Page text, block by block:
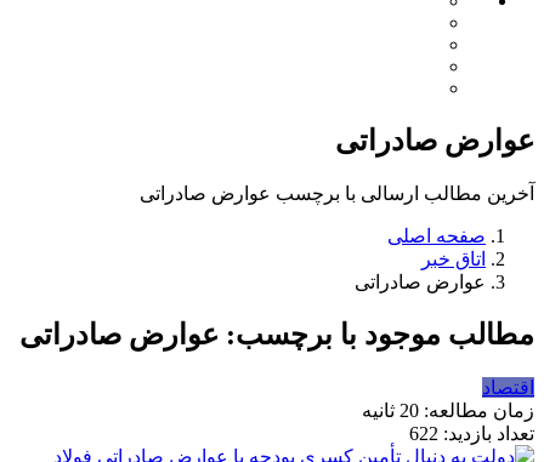
عوارض صادراتی
آخرین مطالب ارسالی با برچسب عوارض صادراتی
صفحه اصلی
اتاق خبر
عوارض صادراتی
مطالب موجود با برچسب: عوارض صادراتی
اقتصاد
زمان مطالعه: 20 ثانیه
تعداد بازدید: 622